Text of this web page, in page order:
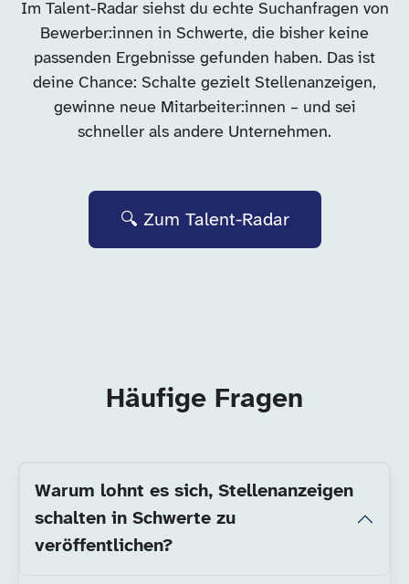
Im Talent-Radar siehst du echte Suchanfragen von
Bewerber:innen in Schwerte, die bisher keine
passenden Ergebnisse gefunden haben. Das ist
deine Chance: Schalte gezielt Stellenanzeigen,
gewinne neue Mitarbeiter:innen – und sei
schneller als andere Unternehmen.
🔍 Zum Talent-Radar
Häufige Fragen
Warum lohnt es sich, Stellenanzeigen
schalten in Schwerte zu
veröffentlichen?